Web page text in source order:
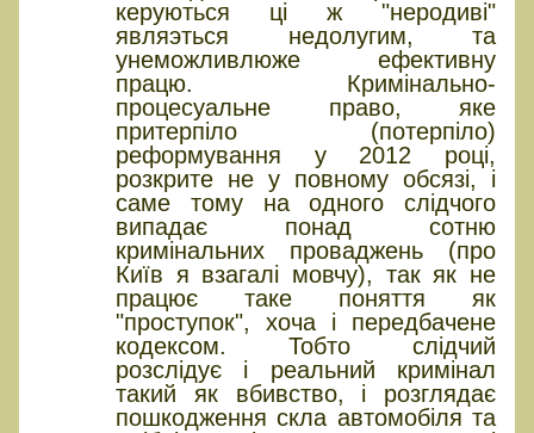
керуються ці ж "неродиві"
являэться недолугим, та
унеможливлюже ефективну
працю. Кримінально-
процесуальне право, яке
притерпіло (потерпіло)
реформування у 2012 році,
розкрите не у повному обсязі, і
саме тому на одного слідчого
випадає понад сотню
кримінальних проваджень (про
Київ я взагалі мовчу), так як не
працює таке поняття як
"проступок", хоча і передбачене
кодексом. Тобто слідчий
розслідує і реальний кримінал
такий як вбивство, і розглядає
пошкодження скла автомобіля та